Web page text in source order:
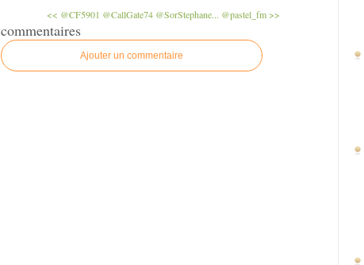
<< @CF5901 @CallGate74 @SorStephane... @pastel_fm >>
commentaires
Ajouter un commentaire